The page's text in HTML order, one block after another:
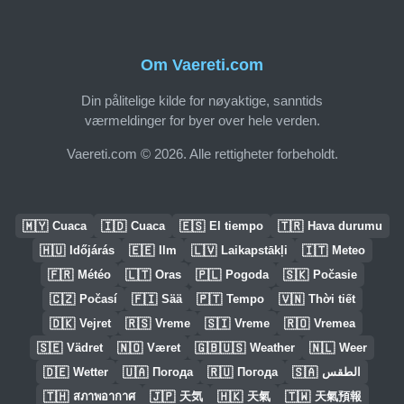
Om Vaereti.com
Din pålitelige kilde for nøyaktige, sanntids
værmeldinger for byer over hele verden.
Vaereti.com © 2026. Alle rettigheter forbeholdt.
🇲🇾 Cuaca 🇮🇩 Cuaca 🇪🇸 El tiempo 🇹🇷 Hava durumu
🇭🇺 Időjárás 🇪🇪 Ilm 🇱🇻 Laikapstākļi 🇮🇹 Meteo
🇫🇷 Météo 🇱🇹 Oras 🇵🇱 Pogoda 🇸🇰 Počasie
🇨🇿 Počasí 🇫🇮 Sää 🇵🇹 Tempo 🇻🇳 Thời tiết
🇩🇰 Vejret 🇷🇸 Vreme 🇸🇮 Vreme 🇷🇴 Vremea
🇸🇪 Vädret 🇳🇴 Været 🇬🇧🇺🇸 Weather 🇳🇱 Weer
🇩🇪 Wetter 🇺🇦 Погода 🇷🇺 Погода 🇸🇦 الطقس
🇹🇭 สภาพอากาศ 🇯🇵 天気 🇭🇰 天氣 🇹🇼 天氣預報